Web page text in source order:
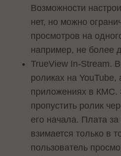
Возможности
нет, но можно
просмотров на
например, не более
TrueView In-Stream.
роликах на YouTube,
приложениях в КМС.
пропустить ролик
его начала. Плата
взимается только в
пользователь